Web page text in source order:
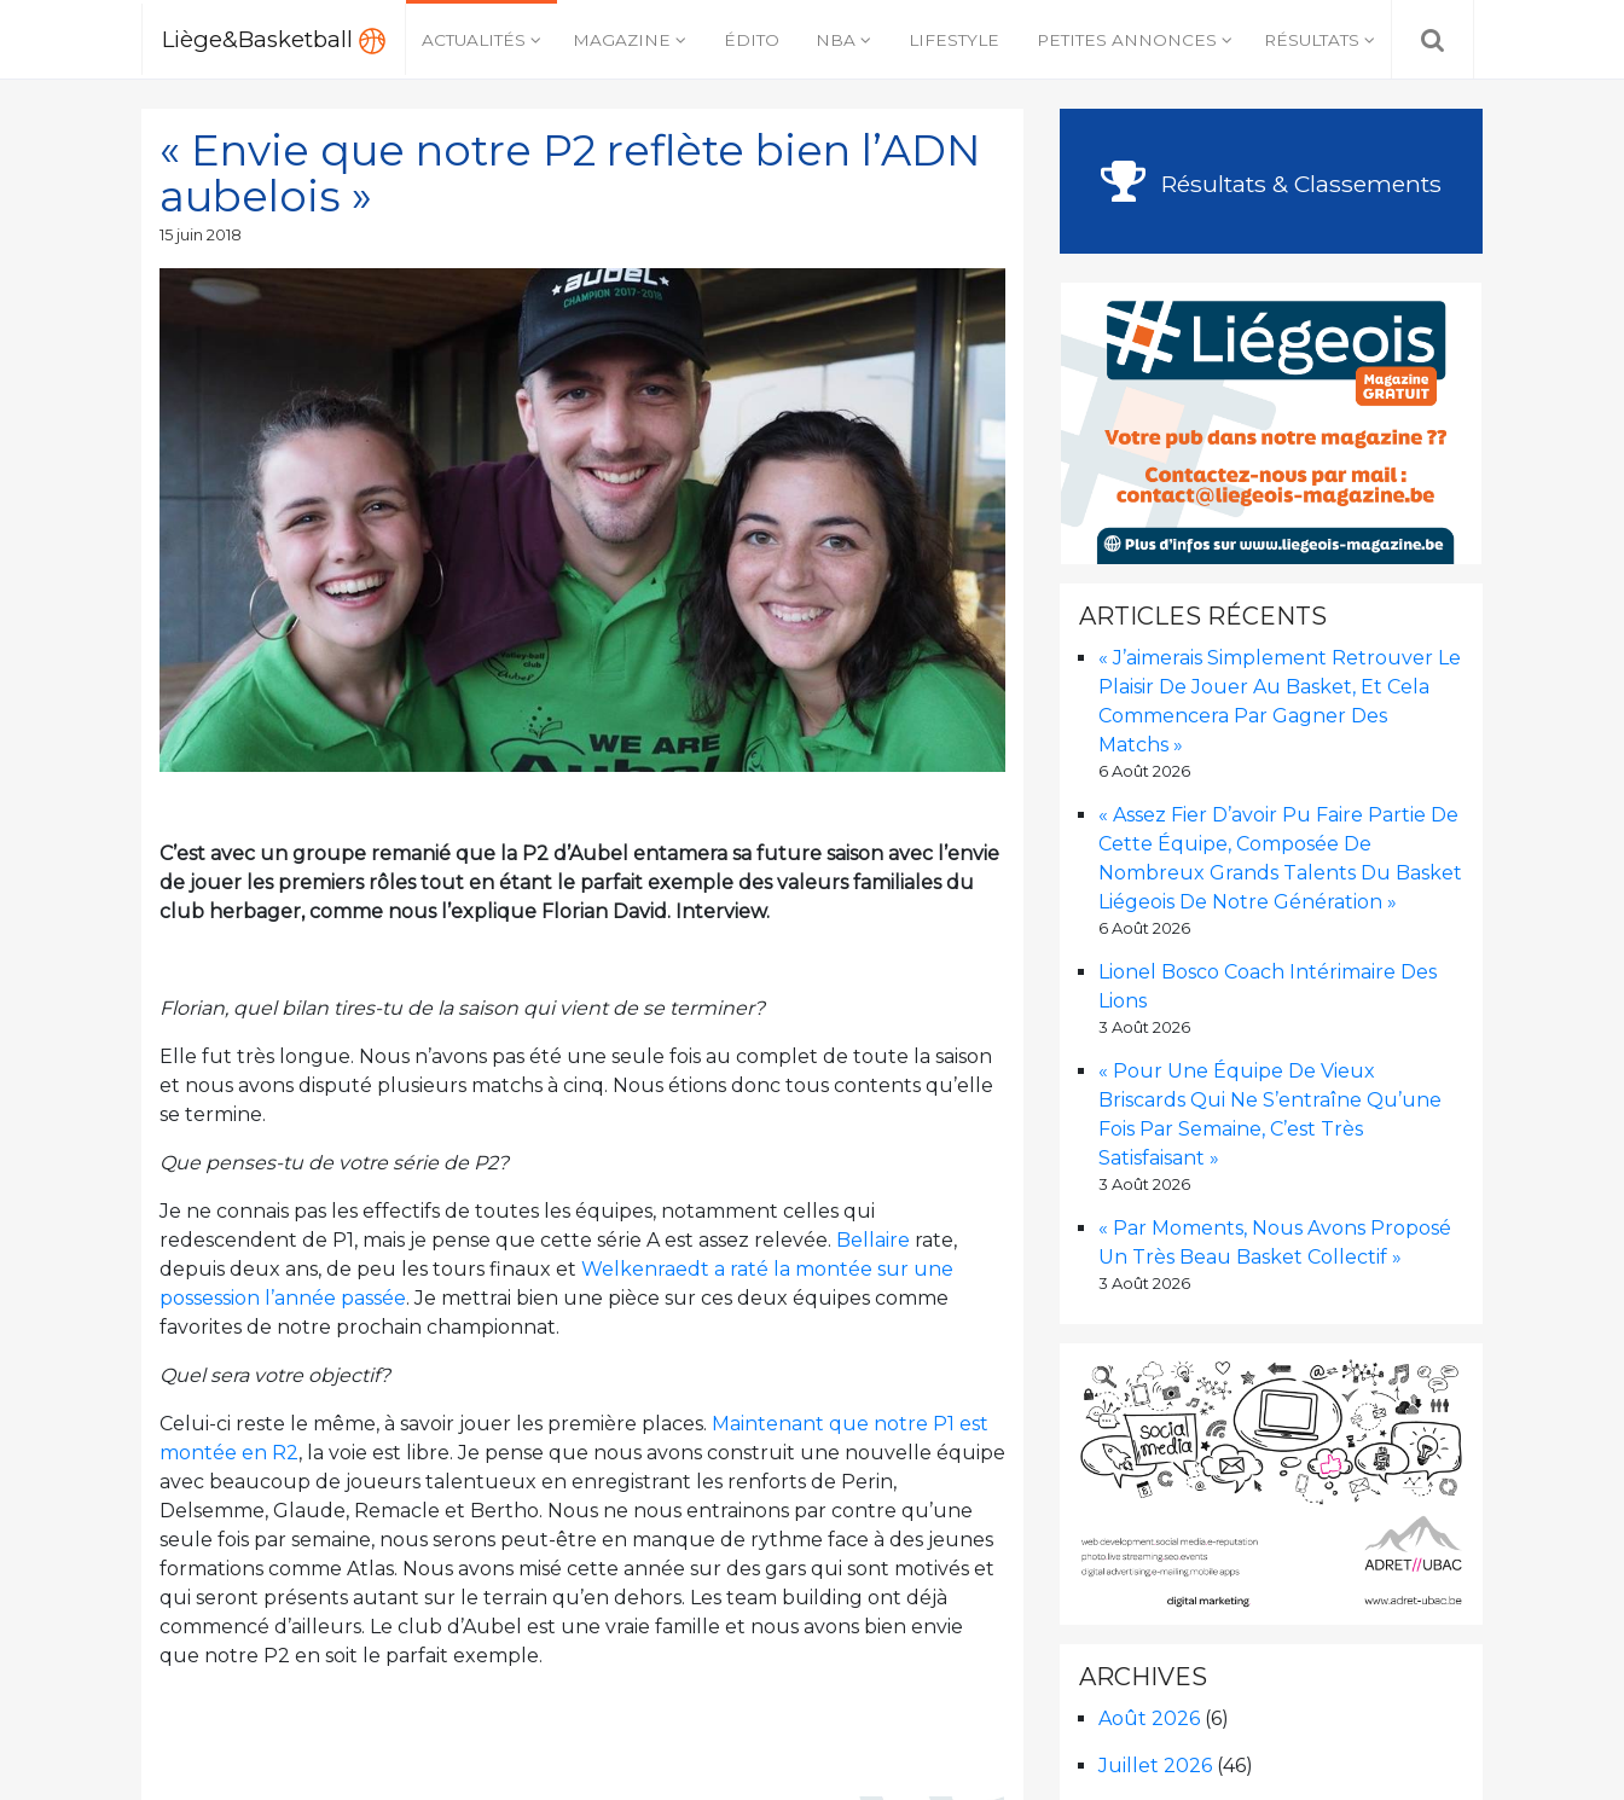
Liège&Basketball ACTUALITÉS MAGAZINE ÉDITO NBA LIFESTYLE PETITES ANNONCES RÉSULTATS
« Envie que notre P2 reflète bien l’ADN
aubelois »
Publié
15 juin 2018
C’est avec un groupe remanié que la P2 d’Aubel entamera sa future saison avec l’envie
de jouer les premiers rôles tout en étant le parfait exemple des valeurs familiales du
club herbager, comme nous l’explique Florian David. Interview.
Florian, quel bilan tires-tu de la saison qui vient de se terminer?
Elle fut très longue. Nous n’avons pas été une seule fois au complet de toute la saison
et nous avons disputé plusieurs matchs à cinq. Nous étions donc tous contents qu’elle
se termine.
Que penses-tu de votre série de P2?
Je ne connais pas les effectifs de toutes les équipes, notamment celles qui
redescendent de P1, mais je pense que cette série A est assez relevée. Bellaire rate,
depuis deux ans, de peu les tours finaux et Welkenraedt a raté la montée sur une
possession l’année passée. Je mettrai bien une pièce sur ces deux équipes comme
favorites de notre prochain championnat.
Quel sera votre objectif?
Celui-ci reste le même, à savoir jouer les première places. Maintenant que notre P1 est
montée en R2, la voie est libre. Je pense que nous avons construit une nouvelle équipe
avec beaucoup de joueurs talentueux en enregistrant les renforts de Perin,
Delsemme, Glaude, Remacle et Bertho. Nous ne nous entrainons par contre qu’une
seule fois par semaine, nous serons peut-être en manque de rythme face à des jeunes
formations comme Atlas. Nous avons misé cette année sur des gars qui sont motivés et
qui seront présents autant sur le terrain qu’en dehors. Les team building ont déjà
commencé d’ailleurs. Le club d’Aubel est une vraie famille et nous avons bien envie
que notre P2 en soit le parfait exemple.
Résultats & Classements
ARTICLES RÉCENTS
« J’aimerais Simplement Retrouver Le
Plaisir De Jouer Au Basket, Et Cela
Commencera Par Gagner Des
Matchs »
6 Août 2026
« Assez Fier D’avoir Pu Faire Partie De
Cette Équipe, Composée De
Nombreux Grands Talents Du Basket
Liégeois De Notre Génération »
6 Août 2026
Lionel Bosco Coach Intérimaire Des
Lions
3 Août 2026
« Pour Une Équipe De Vieux
Briscards Qui Ne S’entraîne Qu’une
Fois Par Semaine, C’est Très
Satisfaisant »
3 Août 2026
« Par Moments, Nous Avons Proposé
Un Très Beau Basket Collectif »
3 Août 2026
ARCHIVES
Août 2026 (6)
Juillet 2026 (46)